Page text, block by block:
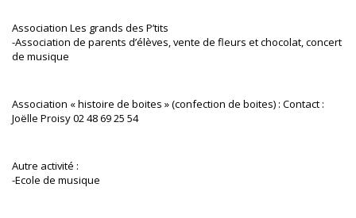
Association Les grands des P’tits
-Association de parents d’élèves, vente de fleurs et chocolat, concert
de musique
Association « histoire de boites » (confection de boites) : Contact :
Joëlle Proisy 02 48 69 25 54
Autre activité :
-Ecole de musique